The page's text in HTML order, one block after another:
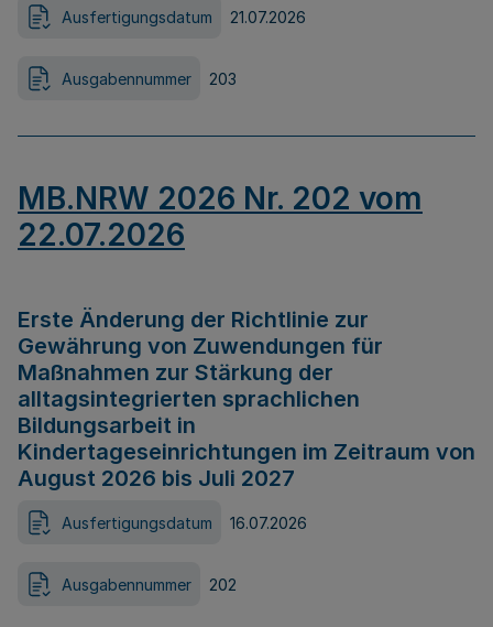
Ausfertigungsdatum 21.07.2026
Ausgabennummer 203
MB.NRW 2026 Nr. 202 vom
22.07.2026
Erste Änderung der Richtlinie zur
Gewährung von Zuwendungen für
Maßnahmen zur Stärkung der
alltagsintegrierten sprachlichen
Bildungsarbeit in
Kindertageseinrichtungen im Zeitraum von
August 2026 bis Juli 2027
Ausfertigungsdatum 16.07.2026
Ausgabennummer 202